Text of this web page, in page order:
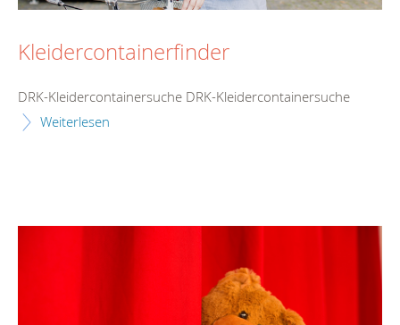
Kleidercontainerfinder
DRK-Kleidercontainersuche DRK-Kleidercontainersuche
Weiterlesen